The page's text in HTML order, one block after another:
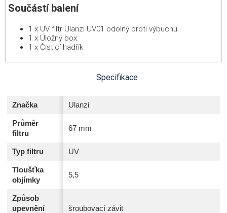
Součástí balení
1 x UV filtr Ulanzi UV01 odolný proti výbuchu
1 x Úložný box
1 x Čisticí hadřík
Specifikace
Značka Ulanzi
Průměr
filtru
67 mm
Typ filtru UV
Tloušťka
objímky
5,5
Způsob
upevnění
šroubovací závit